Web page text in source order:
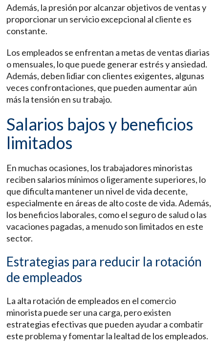
Además, la presión por alcanzar objetivos de ventas y
proporcionar un servicio excepcional al cliente es
constante.
Los empleados se enfrentan a metas de ventas diarias
o mensuales, lo que puede generar estrés y ansiedad.
Además, deben lidiar con clientes exigentes, algunas
veces confrontaciones, que pueden aumentar aún
más la tensión en su trabajo.
Salarios bajos y beneficios
limitados
En muchas ocasiones, los trabajadores minoristas
reciben salarios mínimos o ligeramente superiores, lo
que dificulta mantener un nivel de vida decente,
especialmente en áreas de alto coste de vida. Además,
los beneficios laborales, como el seguro de salud o las
vacaciones pagadas, a menudo son limitados en este
sector.
Estrategias para reducir la rotación
de empleados
La alta rotación de empleados en el comercio
minorista puede ser una carga, pero existen
estrategias efectivas que pueden ayudar a combatir
este problema y fomentar la lealtad de los empleados.